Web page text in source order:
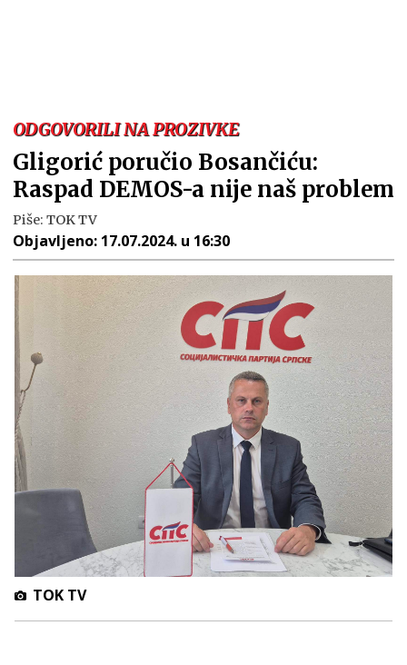
ODGOVORILI NA PROZIVKE
Gligorić poručio Bosančiću:
Raspad DEMOS-a nije naš problem
Piše: TOK TV
Objavljeno: 17.07.2024. u 16:30
TOK TV